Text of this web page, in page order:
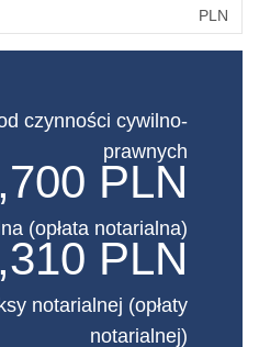
PLN
czynności cywilno-
prawnych
PLN
(opłata notarialna)
PLN
notarialnej (opłaty
notarialnej)